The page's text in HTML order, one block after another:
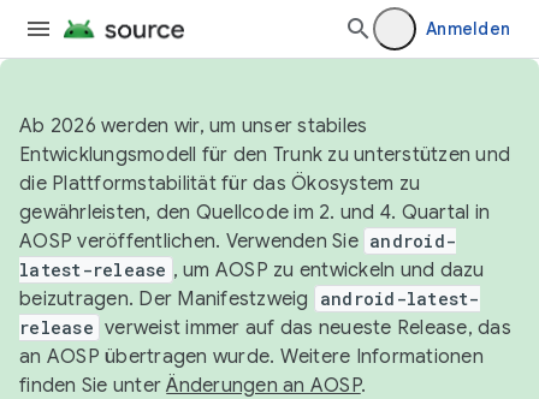
Anmelden
Ab 2026 werden wir, um unser stabiles
Entwicklungsmodell für den Trunk zu unterstützen und
die Plattformstabilität für das Ökosystem zu
gewährleisten, den Quellcode im 2. und 4. Quartal in
AOSP veröffentlichen. Verwenden Sie android-
latest-release , um AOSP zu entwickeln und dazu
beizutragen. Der Manifestzweig
android-latest-
release verweist immer auf das neueste Release, das
an AOSP übertragen wurde. Weitere Informationen
finden Sie unterÄnderungen an AOSP.